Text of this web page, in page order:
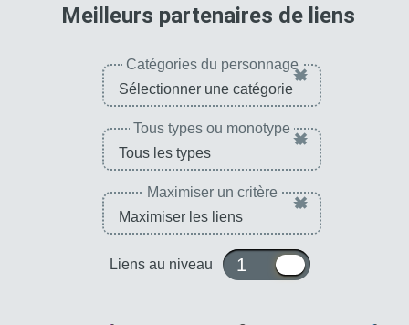
Meilleurs partenaires de liens
Catégories du personnage×
Tous types ou monotype ×
Maximiser un critère ×
Liens au niveau 1 ou 10